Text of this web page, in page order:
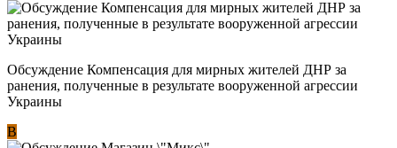
Обсуждение Компенсация для мирных жителей ДНР за
ранения, полученные в результате вооруженной агрессии
Украины
В